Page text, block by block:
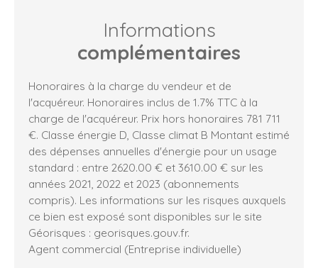
Informations
complémentaires
Honoraires à la charge du vendeur et de
l'acquéreur. Honoraires inclus de 1.7% TTC à la
charge de l'acquéreur. Prix hors honoraires 781 711
€. Classe énergie D, Classe climat B Montant estimé
des dépenses annuelles d'énergie pour un usage
standard : entre 2620.00 € et 3610.00 € sur les
années 2021, 2022 et 2023 (abonnements
compris). Les informations sur les risques auxquels
ce bien est exposé sont disponibles sur le site
Géorisques : georisques.gouv.fr.
Agent commercial (Entreprise individuelle)